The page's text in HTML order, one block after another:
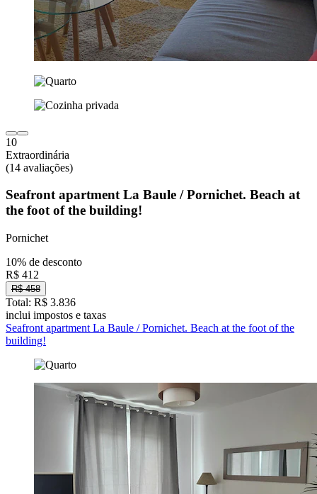
10
Extraordinária
(14 avaliações)
Seafront apartment La Baule / Pornichet. Beach at
the foot of the building!
Pornichet
10% de desconto
R$ 412
R$ 458
Total: R$ 3.836
inclui impostos e taxas
Seafront apartment La Baule / Pornichet. Beach at the foot of the
building!